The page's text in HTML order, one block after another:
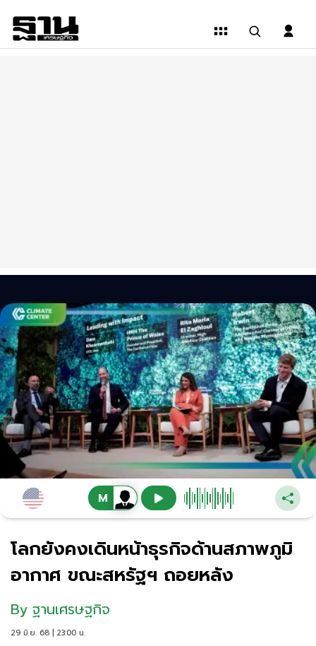
โลกยังคงเดินหน้าธุรกิจด้านสภาพภูมิ
อากาศ ขณะสหรัฐฯ ถอยหลัง
By ฐานเศรษฐกิจ
29 มิ.ย. 68 | 23:00 น.